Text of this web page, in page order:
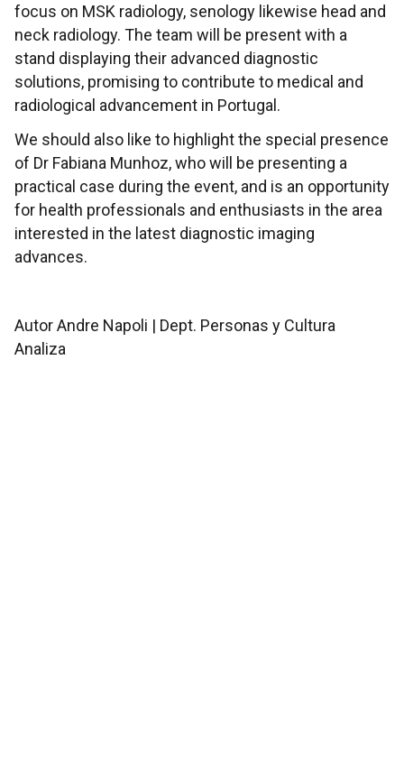
focus on MSK radiology, senology likewise head and
neck radiology. The team will be present with a
stand displaying their advanced diagnostic
solutions, promising to contribute to medical and
radiological advancement in Portugal.
We should also like to highlight the special presence
of Dr Fabiana Munhoz, who will be presenting a
practical case during the event, and is an opportunity
for health professionals and enthusiasts in the area
interested in the latest diagnostic imaging
advances.
Autor Andre Napoli | Dept. Personas y Cultura
Analiza